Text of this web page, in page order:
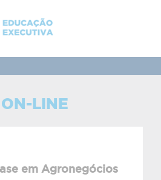
LINE
em Agronegócios